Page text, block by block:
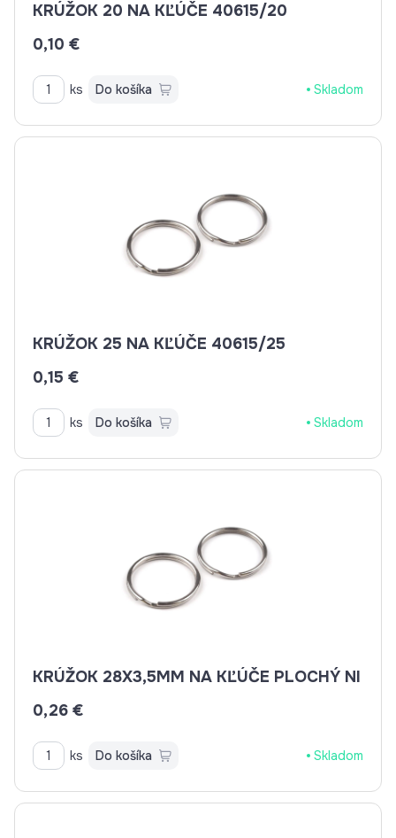
KRÚŽOK 20 NA KĽÚČE 40615/20
0,10 €
ks Do košíka Skladom
KRÚŽOK 25 NA KĽÚČE 40615/25
0,15 €
ks Do košíka Skladom
KRÚŽOK 28X3,5MM NA KĽÚČE PLOCHÝ NI
0,26 €
ks Do košíka Skladom